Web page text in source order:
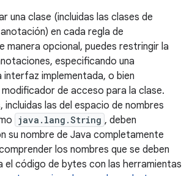
una clase (incluidas las clases de
en cada regla de
manera opcional, puedes restringir la
especificando una
interfaz implementada, o bien
de acceso para la clase.
incluidas las del espacio de nombres
java.lang.String , deben
su nombre de Java completamente
los nombres que se deben
el código de bytes con las herramientas